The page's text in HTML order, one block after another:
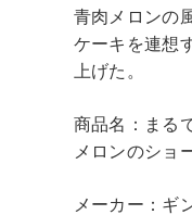
青肉メロンの
ケーキを連想
上げた。
商品名：まる
メロンのショ
メーカー：ギ